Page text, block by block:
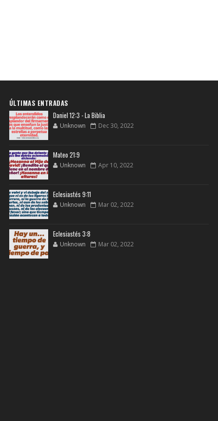
ÚLTIMAS ENTRADAS
Daniel 12:3 - La Biblia
Unknown Dec 30, 2022
Mateo 21:9
Unknown Apr 10, 2022
Eclesiastés 9:11
Unknown Mar 02, 2022
Eclesiastés 3:8
Unknown Mar 02, 2022